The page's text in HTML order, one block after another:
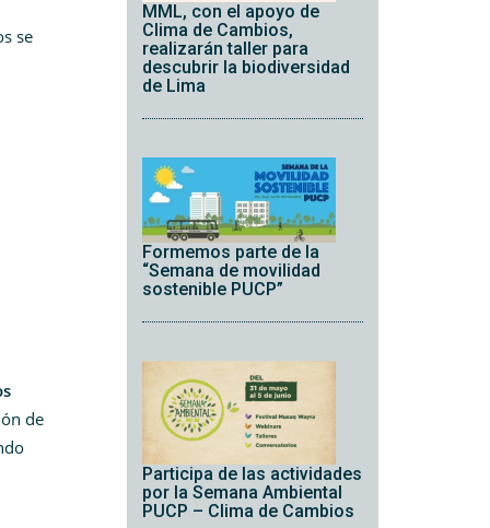
se
de
MML, con el apoyo de
Clima de Cambios,
realizarán taller para
descubrir la biodiversidad
de Lima
Formemos parte de la
“Semana de movilidad
sostenible PUCP”
Participa de las actividades
por la Semana Ambiental
PUCP – Clima de Cambios